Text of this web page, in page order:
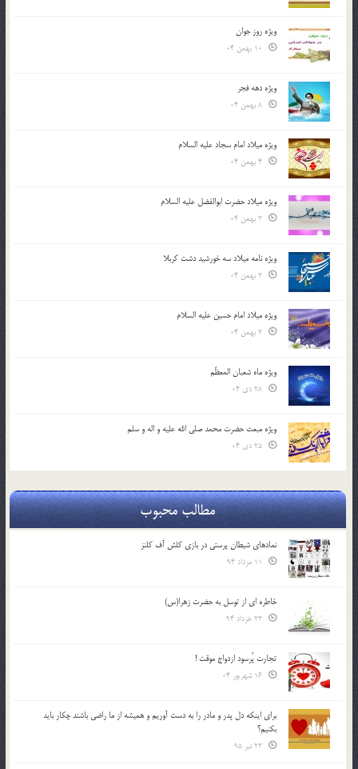
ویژه روز جوان
ویژه دهه فجر
ویژه میلاد امام سجاد علیه السلام
ویژه میلاد حضرت ابوالفضل علیه السلام
ویژه نامه میلاد سه خورشید دشت کربلا
ویژه میلاد امام حسین علیه السلام
ویژه ماه شعبان المعظّم
ویژه مبعث حضرت محمد صلی الله علیه و اله و سلم
مطالب محبوب
نمادهای شیطان پرستی در بازی کلش آف کلنز
خاطره ای از توسل به حضرت زهرا(س)
تجارت پُرسود ازدواج موقت !
براي اينكه دل پدر و مادر را به دست آوريم و هميشه از ما راضي باشند چكار بايد
بكنيم؟